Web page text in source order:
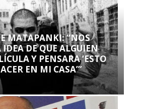
MATAPANKI: “NOS
DE QUE ALGUIEN
Y PENSARA ‘ESTO
EN MI CASA’”